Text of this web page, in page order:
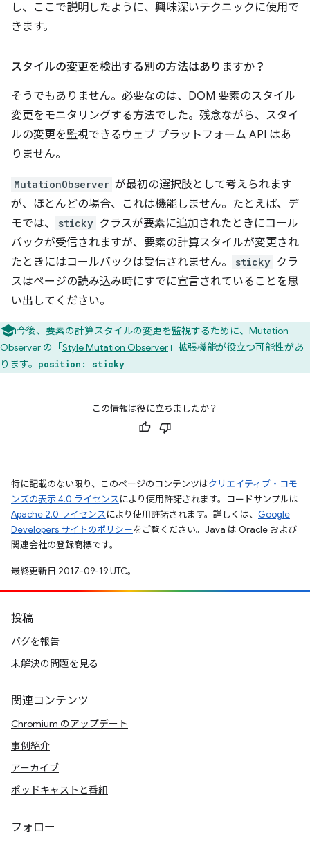
し、ここで説明したように、興味深いテクニックに使用で
きます。
スタイルの変更を検出する別の方法はありますか？
そうでもありません。必要なのは、DOM 要素のスタイル
変更をモニタリングする方法でした。残念ながら、スタイ
ルの変更を監視できるウェブ プラットフォーム API はあ
りません。
MutationObserver が最初の選択肢として考えられます
が、ほとんどの場合、これは機能しません。たとえば、デ
モでは、
sticky クラスが要素に追加されたときにコール
バックが受信されますが、要素の計算スタイルが変更され
たときにはコールバックは受信されません。
sticky クラ
スはページの読み込み時にすでに宣言されていることを思
い出してください。
今後、要素の計算スタイルの変更を監視するために、Mutation
Observer の「Style Mutation Observer 」拡張機能が役立つ可能性があ
ります。
position: sticky
この情報は役に立ちましたか？
特に記載のない限り、このページのコンテンツはクリエイティブ・コモ
ンズの表示 4.0 ライセンスにより使用許諾されます。コードサンプルは
Apache 2.0 ライセンスにより使用許諾されます。詳しくは、 Google
Developers サイトのポリシーをご覧ください。Java は Oracle および
関連会社の登録商標です。
最終更新日 2017-09-19 UTC。
投稿
バグを報告
未解決の問題を見る
関連コンテンツ
Chromium のアップデート
事例紹介
アーカイブ
ポッドキャストと番組
フォロー